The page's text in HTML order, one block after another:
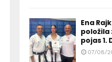
Ena
položila
pojas 1.
07/08/